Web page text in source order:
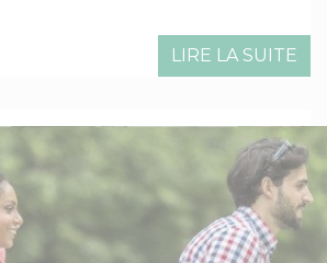
LIRE LA SUITE